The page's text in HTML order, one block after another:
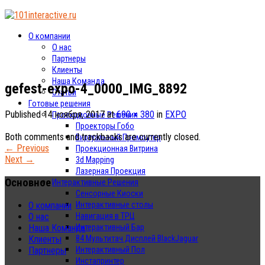
О компании
О нас
Партнеры
Клиенты
Наша Команда
Статьи
Готовые решения
Проекционные Решения
Проекторы Гобо
Виртуальный Промоутер
Проекционная Витрина
3d Mapping
Лазерная Проекция
Интерактивные Решения
Сенсорные Киоски
Интерактивные столы
Навигация в ТРЦ
Интерактивный Бар
84 Мультитач Дисплей BlackJaguar
Интерактивный Пол
Инстапринтер
gefest-expo-4_0000_IMG_8892
Published14 ноября, 2017 at690 × 380 in EXPO
Both comments and trackbacks are currently closed.
← Previous
Next →
Основное
О компании
О нас
Наша Команда
Клиенты
Партнеры